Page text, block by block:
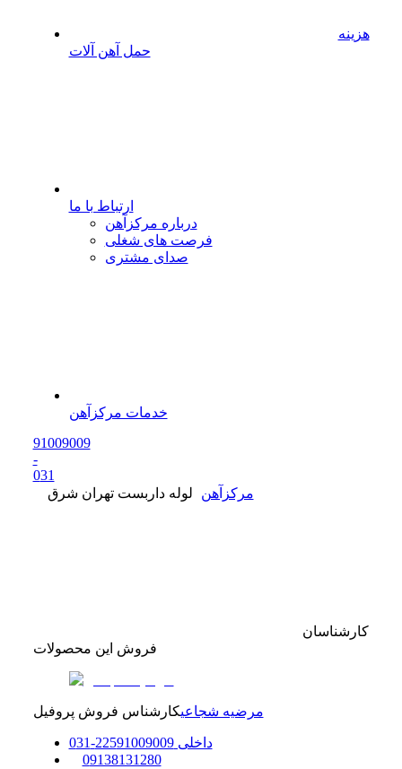
هزینه
حمل آهن آلات
ارتباط با ما
درباره مرکزآهن
فرصت های شغلی
صدای مشتری
خدمات مرکزآهن
91009009
-
031
مرکزآهن
لوله داربست تهران شرق
کارشناسان
فروش این محصولات
مرضیه شجاعیکارشناس فروش پروفیل
داخلی 22591009009
-
031
09138131280